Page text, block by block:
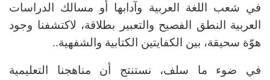
في شعب اللغة العربية وآدابها أو مسالك الدراسات
العربية النطق الفصيح والتعبير بطلاقة، لاكتشفنا وجود
هوّة سحيقة، بين الكفايتين الكتابية والشفهية..
في ضوء ما سلف، نستنتج أن مناهجنا التعليمية